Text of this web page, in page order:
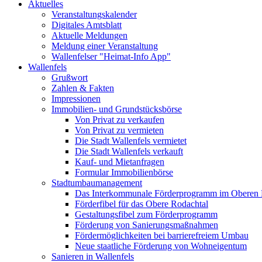
Aktuelles
Veranstaltungskalender
Digitales Amtsblatt
Aktuelle Meldungen
Meldung einer Veranstaltung
Wallenfelser "Heimat-Info App"
Wallenfels
Grußwort
Zahlen & Fakten
Impressionen
Immobilien- und Grundstücksbörse
Von Privat zu verkaufen
Von Privat zu vermieten
Die Stadt Wallenfels vermietet
Die Stadt Wallenfels verkauft
Kauf- und Mietanfragen
Formular Immobilienbörse
Stadtumbaumanagement
Das Interkommunale Förderprogramm im Oberen
Förderfibel für das Obere Rodachtal
Gestaltungsfibel zum Förderprogramm
Förderung von Sanierungsmaßnahmen
Fördermöglichkeiten bei barrierefreiem Umbau
Neue staatliche Förderung von Wohneigentum
Sanieren in Wallenfels